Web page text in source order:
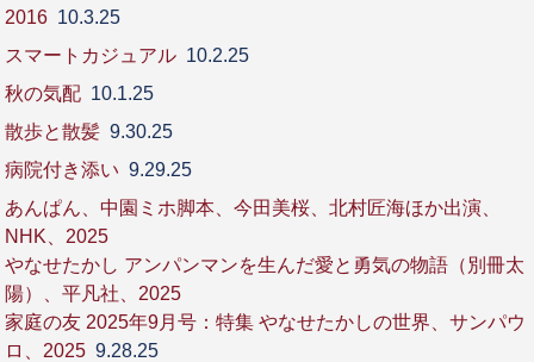
2016 10.3.25
スマートカジュアル 10.2.25
秋の気配 10.1.25
散歩と散髪 9.30.25
病院付き添い 9.29.25
あんぱん、中園ミホ脚本、今田美桜、北村匠海ほか出演、
NHK、2025
やなせたかし アンパンマンを生んだ愛と勇気の物語（別冊太
陽）、平凡社、2025
家庭の友 2025年9月号：特集 やなせたかしの世界、サンパウ
ロ、2025 9.28.25